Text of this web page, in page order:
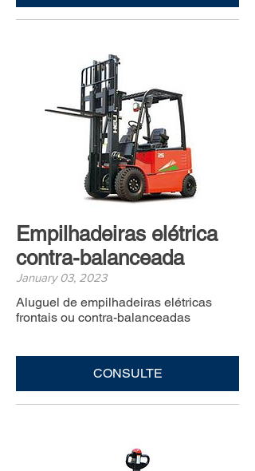
Empilhadeiras elétrica
contra-balanceada
January 03, 2023
Aluguel de empilhadeiras elétricas
frontais ou contra-balanceadas
CONSULTE